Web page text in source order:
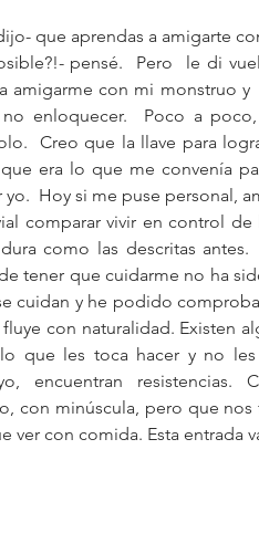
que aprendas a amigarte
pensé.  Pero  le di
amigarme con mi monstruo y
no enloquecer.  Poco a
Creo que la llave para
era lo que me convenía
yo.  Hoy si me puse personal,
comparar vivir en control
como las descritas
tener que cuidarme no ha
cuidan y he podido
con naturalidad. Existen
que les toca hacer y no
encuentran resistencias.
con minúscula, pero que nos
ver con comida. Esta entrada